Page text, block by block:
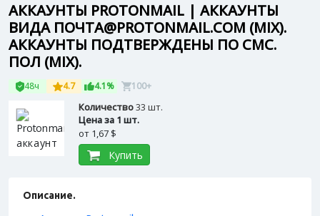
АККАУНТЫ PROTONMAIL | АККАУНТЫ
ВИДА ПОЧТА@PROTONMAIL.COM (MIX).
АККАУНТЫ ПОДТВЕРЖДЕНЫ ПО СМС.
ПОЛ (MIX).
48ч 4.7 4.1% 100+
Количество33 шт.
Цена за 1 шт.
от 1,67 $
Купить
Описание.